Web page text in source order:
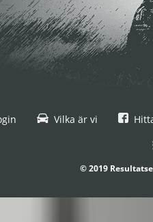
Vilka är vi
© 2019